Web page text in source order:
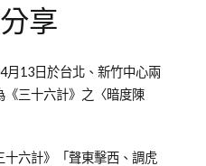
享
月13日於台北、新竹中心兩
三十六計》之〈暗度陳
六計》「聲東擊西、調虎